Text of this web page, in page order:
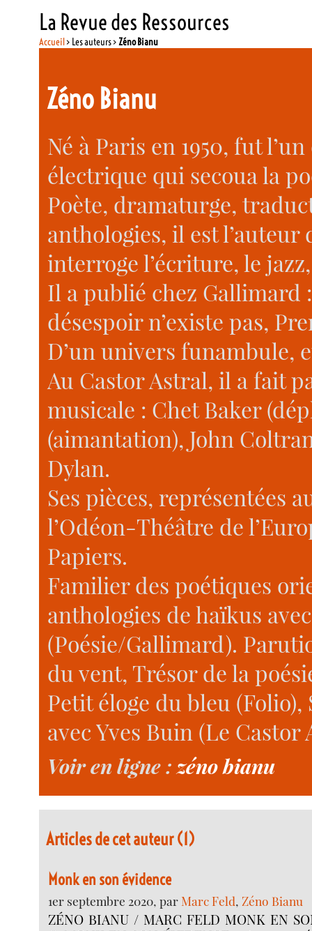
La Revue des Ressources
Accueil> Les auteurs > Zéno Bianu
Zéno Bianu
Né à Paris en 1950, fut
électrique qui secoua la
Poète, dramaturge,
anthologies, il est
interroge l’écriture, le
Il a publié chez
désespoir n’existe pas,
D’un univers funambule,
Au Castor Astral, il a fait
musicale : Chet Baker
(aimantation), John
Dylan.
Ses pièces, représentées
l’Odéon-Théâtre de
Papiers.
Familier des poétiques
anthologies de haïkus
(Poésie/Gallimard).
du vent, Trésor de la
Petit éloge du bleu
avec Yves Buin (Le Castor
Voir en ligne :zéno bianu
Articles de cet auteur (1)
Monk en son évidence
1er septembre 2020, parMarc Feld, Zéno Bianu
ZÉNO BIANU / MARC FELD MONK EN